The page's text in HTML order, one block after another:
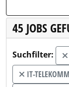
45 JOBS
Suchfilter:
IT-